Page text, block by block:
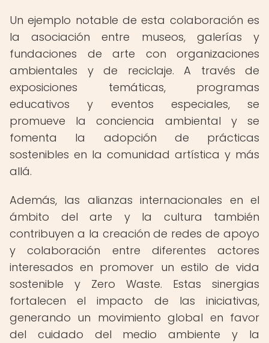
Un ejemplo notable de esta colaboración es
la asociación entre museos, galerías y
fundaciones de arte con organizaciones
ambientales y de reciclaje. A través de
exposiciones temáticas, programas
educativos y eventos especiales, se
promueve la conciencia ambiental y se
fomenta la adopción de prácticas
sostenibles en la comunidad artística y más
allá.
Además, las alianzas internacionales en el
ámbito del arte y la cultura también
contribuyen a la creación de redes de apoyo
y colaboración entre diferentes actores
interesados en promover un estilo de vida
sostenible y Zero Waste. Estas sinergias
fortalecen el impacto de las iniciativas,
generando un movimiento global en favor
del cuidado del medio ambiente y la